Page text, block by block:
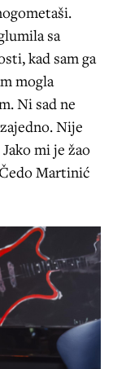
sa
kad sam ga
mogla
Ni sad ne
Nije
mi je žao
Martinić